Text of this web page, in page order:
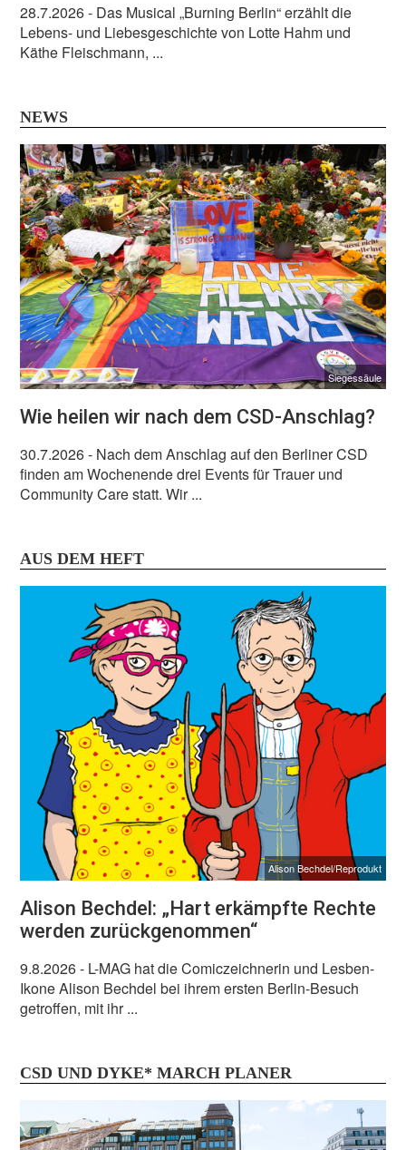
28.7.2026- Das Musical „Burning Berlin“ erzählt die
Lebens- und Liebesgeschichte von Lotte Hahm und
Käthe Fleischmann, ...
NEWS
Siegessäule
Wie heilen wir nach dem CSD-Anschlag?
30.7.2026- Nach dem Anschlag auf den Berliner CSD
finden am Wochenende drei Events für Trauer und
Community Care statt. Wir ...
AUS DEM HEFT
Alison Bechdel/Reprodukt
Alison Bechdel: „Hart erkämpfte Rechte
werden zurückgenommen“
9.8.2026- L-MAG hat die Comiczeichnerin und Lesben-
Ikone Alison Bechdel bei ihrem ersten Berlin-Besuch
getroffen, mit ihr ...
CSD UND DYKE* MARCH PLANER